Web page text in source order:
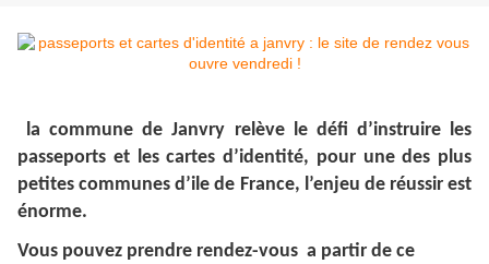
la commune de Janvry relève le défi d’instruire les
passeports et les cartes d’identité, pour une des plus
petites communes d’ile de France, l’enjeu de réussir est
énorme.
Vous pouvez prendre rendez-vous a partir de ce